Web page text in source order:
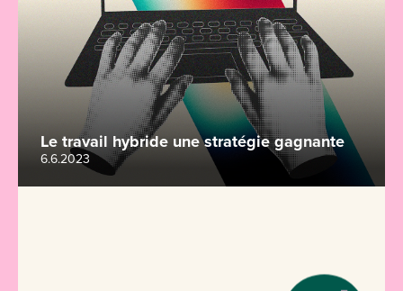
Le travail hybride une stratégie gagnante
6.6.2023